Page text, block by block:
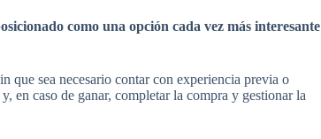
como una opción cada vez más interesante
que sea necesario contar con experiencia previa o
en caso de ganar, completar la compra y gestionar la